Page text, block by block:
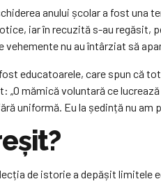
anului școlar a fost
iar în recuzită s-au regăsit,
nu au întârziat să
educatoarele, care spun că
„O mămică voluntară ce
uniformă. Eu la ședință nu
de istorie a depășit limitele